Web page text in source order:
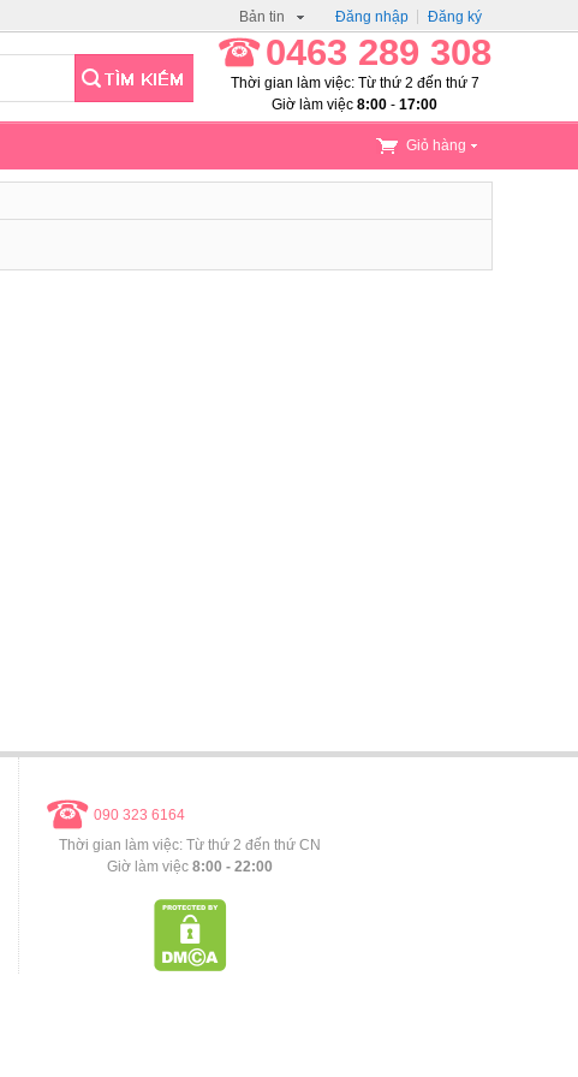
Đăng nhập Đăng ký
Bản tin
0463 289 308
Thời gian làm việc: Từ thứ 2 đến thứ 7
Giờ làm việc 8:00 - 17:00
Giỏ hàng
090 323 6164
Thời gian làm việc: Từ thứ 2 đến thứ CN
Giờ làm việc 8:00 - 22:00